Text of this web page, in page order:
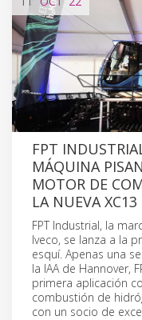
FPT
MÁQUINA
MOTOR DE
LA NUEVA XC13
FPT Industrial, la
Iveco, se lanza a la
esquí. Apenas una
la IAA de Hannover,
primera aplicación
combustión de
con un socio de